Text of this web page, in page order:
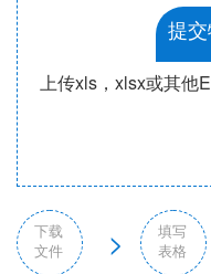
提
上传xls，xlsx或其他
下载
文件
>
填写
表格